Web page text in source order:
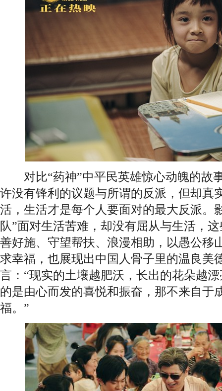
对比“药神”中平民英雄惊心动魄的故
许没有锋利的议题与所谓的反派，但却真
活，生活才是每个人要面对的最大反派。
队”面对生活苦难，却没有屈从与生活，
善好施、守望帮扶、浪漫相助，以愚公移
求幸福，也展现出中国人骨子里的温良美
言：“现实的土壤越肥沃，长出的花朵越
的是由心而发的喜悦和振奋，那不来自于
福。”